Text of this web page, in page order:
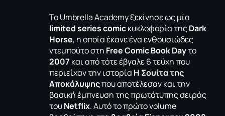
Το Umbrella Academy ξεκίνησε ως μία
limited series comicκυκλοφορία τηςDark
Horse, η οποία έκανε ένα ενθουσιώδες
ντεμπούτο στη Free Comic Book Dayτο
2007 και από τότε έβγαλε 6 τεύχη που
περιείχαν την ιστορία Η Σουίτα της
Αποκάλυψηςπου αποτέλεσαν και την
βασική έμπνευση της πρωτότυπης σειράς
τουNetflix. Αυτό το πρώτο volume